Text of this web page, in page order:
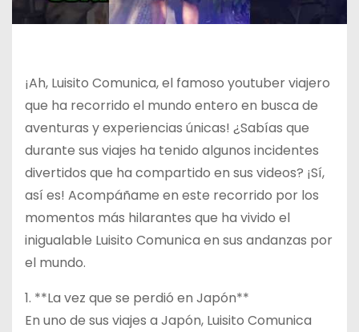
¡Ah, Luisito Comunica, el famoso youtuber viajero
que ha recorrido el mundo entero en busca de
aventuras y experiencias únicas! ¿Sabías que
durante sus viajes ha tenido algunos incidentes
divertidos que ha compartido en sus videos? ¡Sí,
así es! Acompáñame en este recorrido por los
momentos más hilarantes que ha vivido el
inigualable Luisito Comunica en sus andanzas por
el mundo.
1. **La vez que se perdió en Japón**
En uno de sus viajes a Japón, Luisito Comunica